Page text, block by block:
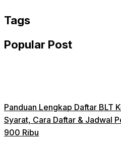
Tags
Popular Post
Panduan Lengkap Daftar BLT
Syarat, Cara Daftar & Jadwal
900 Ribu